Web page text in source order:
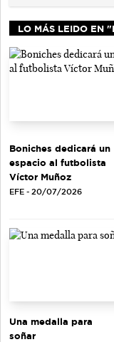
LO MÁS LEIDO EN
Boniches dedicará un
espacio al futbolista
Víctor Muñoz
EFE - 20/07/2026
Una medalla para
soñar